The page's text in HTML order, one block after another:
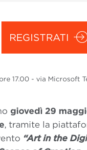
REGISTRATI
17.00 - via Microsoft
giovedì 29
, tramite la
“Art in the